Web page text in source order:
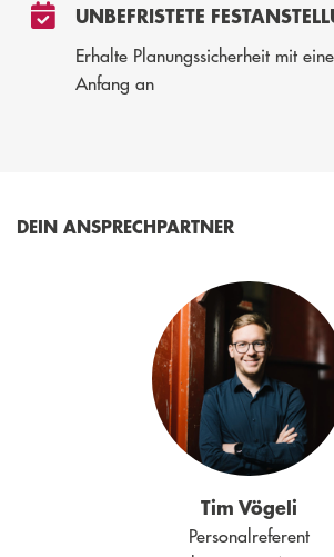
UNBEFRISTETE
Erhalte Planungssicherheit mit
Anfang an
DEIN ANSPRECHPARTNER
Tim Vögeli
Personalreferent